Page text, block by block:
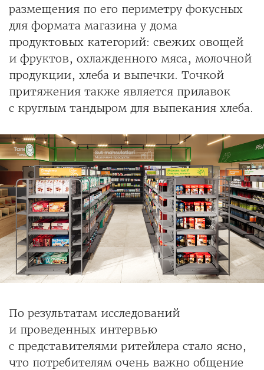
размещения по его периметру фокусных
для формата магазина у дома
продуктовых категорий: свежих овощей
и фруктов, охлажденного мяса, молочной
продукции, хлеба и выпечки. Точкой
притяжения также является прилавок
с круглым тандыром для выпекания хлеба.
По результатам исследований
и проведенных интервью
с представителями ритейлера стало ясно,
что потребителям очень важно общение